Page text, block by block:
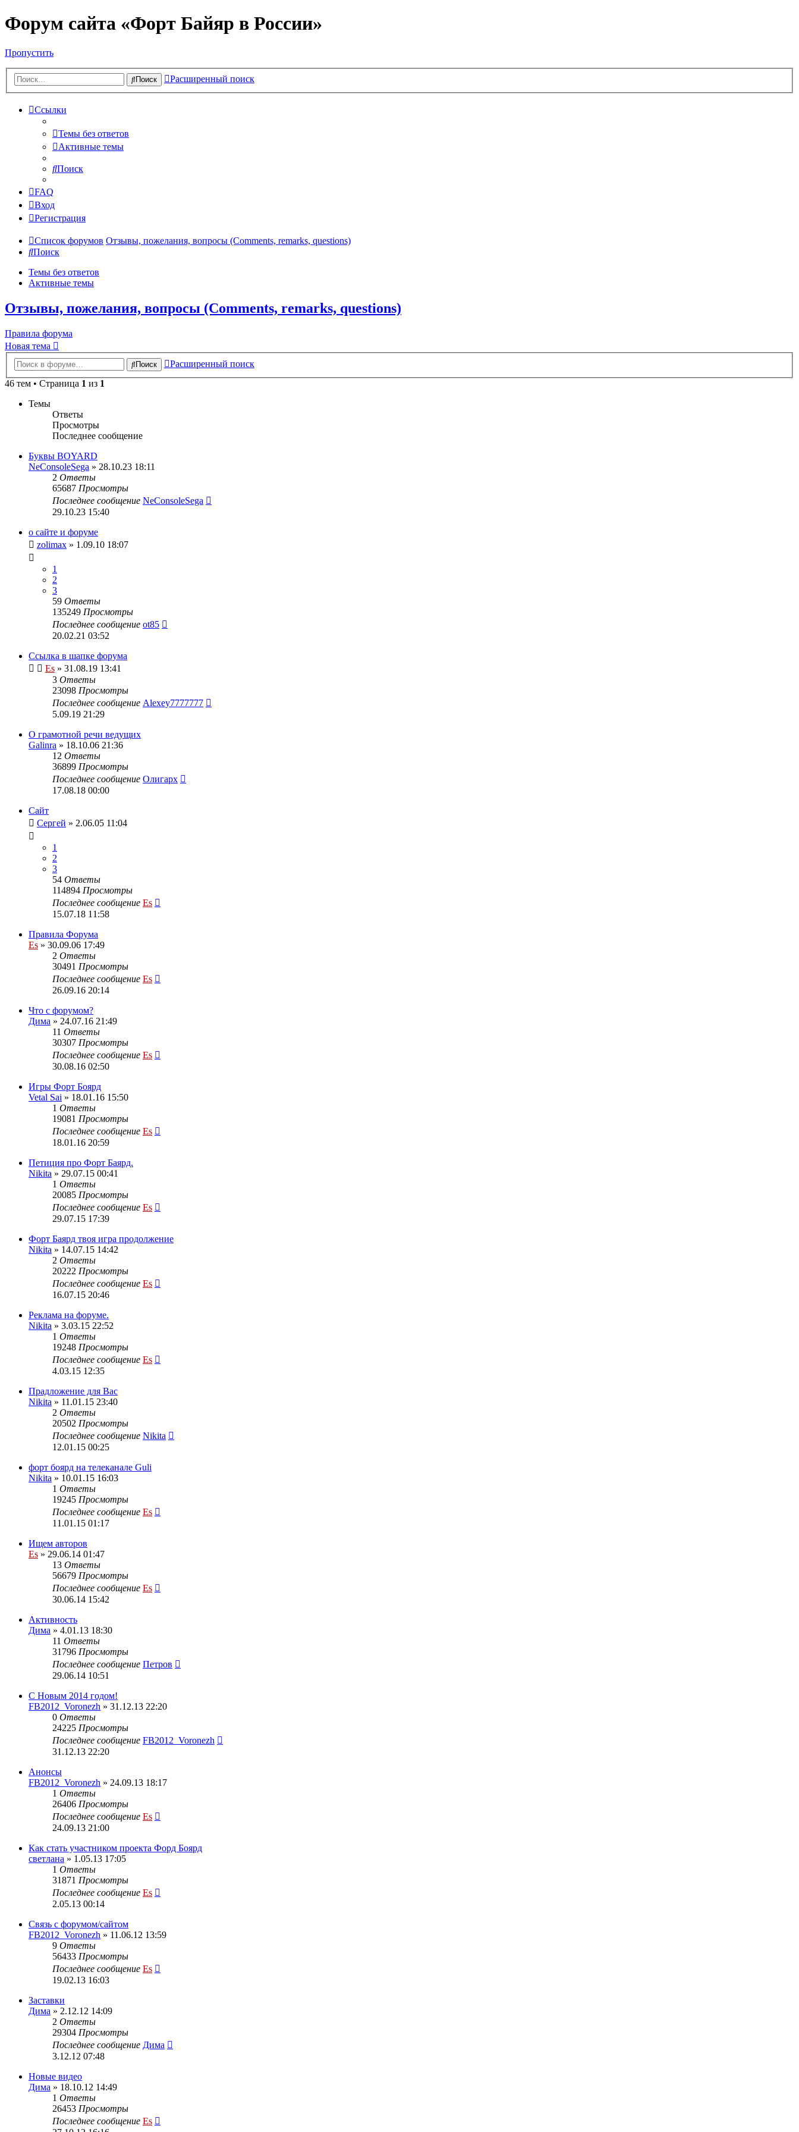
Форум сайта «Форт Байяр в России»
Пропустить
Поиск Расширенный поиск
Ссылки
Темы без ответов
Активные темы
Поиск
FAQ
Вход
Регистрация
Список форумов Отзывы, пожелания, вопросы (Comments, remarks, questions)
Поиск
Темы без ответов
Активные темы
Отзывы, пожелания, вопросы (Comments, remarks, questions)
Правила форума
Новая тема
Поиск
Расширенный поиск
46 тем • Страница 1 из 1
Темы
Ответы
Просмотры
Последнее сообщение
Буквы BOYARD
NeConsoleSega » 28.10.23 18:11
2 Ответы
65687 Просмотры
Последнее сообщение NeConsoleSega
29.10.23 15:40
о сайте и форуме
zolimax » 1.09.10 18:07
1
2
3
59 Ответы
135249 Просмотры
Последнее сообщение ot85
20.02.21 03:52
Ссылка в шапке форума
Es » 31.08.19 13:41
3 Ответы
23098 Просмотры
Последнее сообщение Alexey7777777
5.09.19 21:29
О грамотной речи ведущих
Galinra » 18.10.06 21:36
12 Ответы
36899 Просмотры
Последнее сообщение Олигарх
17.08.18 00:00
Сайт
Сергей » 2.06.05 11:04
1
2
3
54 Ответы
114894 Просмотры
Последнее сообщение Es
15.07.18 11:58
Правила Форума
Es » 30.09.06 17:49
2 Ответы
30491 Просмотры
Последнее сообщение Es
26.09.16 20:14
Что с форумом?
Дима » 24.07.16 21:49
11 Ответы
30307 Просмотры
Последнее сообщение Es
30.08.16 02:50
Игры Форт Боярд
Vetal Sai » 18.01.16 15:50
1 Ответы
19081 Просмотры
Последнее сообщение Es
18.01.16 20:59
Петиция про Форт Баярд.
Nikita » 29.07.15 00:41
1 Ответы
20085 Просмотры
Последнее сообщение Es
29.07.15 17:39
Форт Баярд твоя игра продолжение
Nikita » 14.07.15 14:42
2 Ответы
20222 Просмотры
Последнее сообщение Es
16.07.15 20:46
Реклама на форуме.
Nikita » 3.03.15 22:52
1 Ответы
19248 Просмотры
Последнее сообщение Es
4.03.15 12:35
Прадложение для Вас
Nikita » 11.01.15 23:40
2 Ответы
20502 Просмотры
Последнее сообщение Nikita
12.01.15 00:25
форт боярд на телеканале Guli
Nikita » 10.01.15 16:03
1 Ответы
19245 Просмотры
Последнее сообщение Es
11.01.15 01:17
Ищем авторов
Es » 29.06.14 01:47
13 Ответы
56679 Просмотры
Последнее сообщение Es
30.06.14 15:42
Активность
Дима » 4.01.13 18:30
11 Ответы
31796 Просмотры
Последнее сообщение Петров
29.06.14 10:51
С Новым 2014 годом!
FB2012_Voronezh » 31.12.13 22:20
0 Ответы
24225 Просмотры
Последнее сообщение FB2012_Voronezh
31.12.13 22:20
Анонсы
FB2012_Voronezh » 24.09.13 18:17
1 Ответы
26406 Просмотры
Последнее сообщение Es
24.09.13 21:00
Как стать участником проекта Форд Боярд
светлана » 1.05.13 17:05
1 Ответы
31871 Просмотры
Последнее сообщение Es
2.05.13 00:14
Cвязь с форумом/сайтом
FB2012_Voronezh » 11.06.12 13:59
9 Ответы
56433 Просмотры
Последнее сообщение Es
19.02.13 16:03
Заставки
Дима » 2.12.12 14:09
2 Ответы
29304 Просмотры
Последнее сообщение Дима
3.12.12 07:48
Новые видео
Дима » 18.10.12 14:49
1 Ответы
26453 Просмотры
Последнее сообщение Es